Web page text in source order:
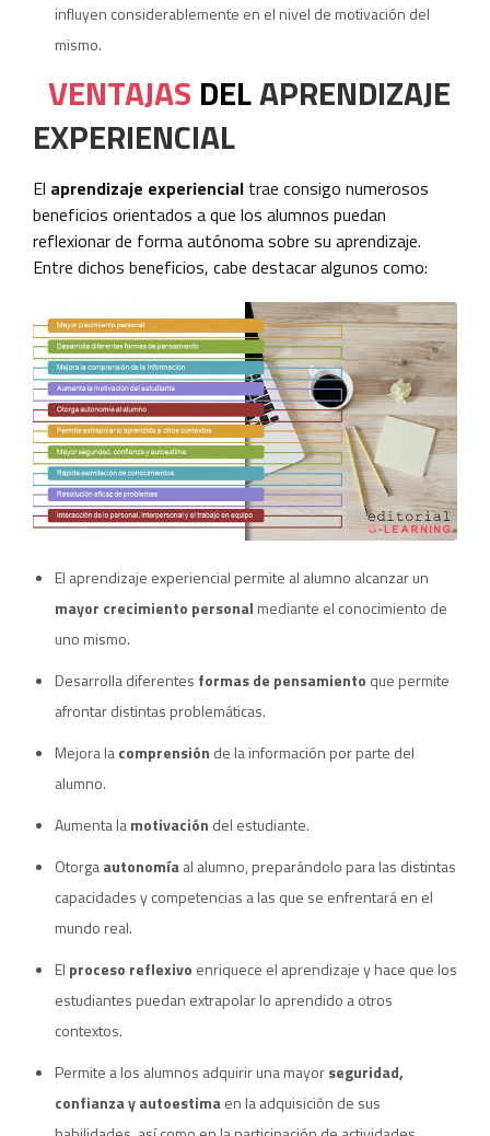
influyen considerablemente en el nivel de motivación del
mismo.
VENTAJAS DELAPRENDIZAJE
EXPERIENCIAL
El aprendizaje experiencial trae consigo numerosos
beneficios orientados a que los alumnos puedan
reflexionar de forma autónoma sobre su aprendizaje.
Entre dichos beneficios, cabe destacar algunos como:
El aprendizaje experiencial permite al alumno alcanzar un
mayor crecimiento personal mediante el conocimiento de
uno mismo.
Desarrolla diferentes formas de pensamiento que permite
afrontar distintas problemáticas.
Mejora lacomprensión de la información por parte del
alumno.
Aumenta lamotivación del estudiante.
Otorgaautonomíaal alumno, preparándolo para las distintas
capacidades y competencias a las que se enfrentará en el
mundo real.
El proceso reflexivo enriquece el aprendizaje y hace que los
estudiantes puedan extrapolar lo aprendido a otros
contextos.
Permite a los alumnos adquirir una mayorseguridad,
confianza y autoestimaen la adquisición de sus